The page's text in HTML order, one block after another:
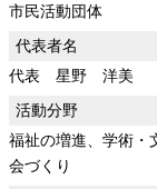
市民活動団体
代表者名
代表 星野 洋美
活動分野
福祉の増進、学術・
会づくり